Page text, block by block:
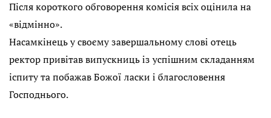
Після короткого обговорення комісія всіх оцінила на
«відмінно».
Насамкінець у своєму завершальному слові отець
ректор привітав випускниць із успішним складанням
іспиту та побажав Божої ласки і благословення
Господнього.